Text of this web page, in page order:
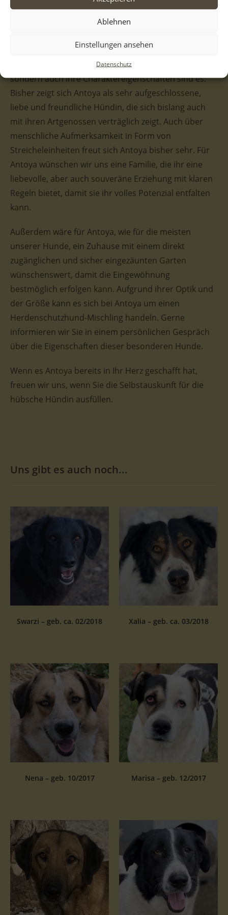
Ablehnen
Einstellungen ansehen
Datenschutz
Antoya ist eine bezaubernde Hündin mit einer sehr
schönen Fellzeichnung. Der Großteil ihres Fells ist
zu einem besonderen Hingucker machen. Doch nicht
nur ihr äußeres Erscheinungsbild ist beeindruckend,
sondern auch ihre Charaktereigenschaften sind es:
Bisher zeigt sich Antoya als sehr aufgeschlossene,
liebe und freundliche Hündin, die sich bislang auch
mit ihren Artgenossen verträglich zeigt. Auch über
menschliche Aufmerksamkeit in Form von
Streicheleinheiten freut sich Antoya bisher sehr. Für
Antoya wünschen wir uns eine Familie, die ihr eine
liebevolle, aber auch souveräne Erziehung mit klaren
Regeln bietet, damit sie ihr volles Potenzial entfalten
kann.
Außerdem wäre für Antoya, wie für die meisten
unserer Hunde, ein Zuhause mit einem direkt
zugänglichen und sicher eingezäunten Garten
wünschenswert, damit die Eingewöhnung
bestmöglich erfolgen kann. Aufgrund ihrer Optik und
der Größe kann es sich bei Antoya um einen
Herdenschutzhund-Mischling handeln. Gerne
informieren wir Sie in einem persönlichen Gespräch
über die Eigenschaften dieser besonderen Hunde.
Wenn es Antoya bereits in Ihr Herz geschafft hat,
freuen wir uns, wenn Sie die Selbstauskunft für die
hübsche Hündin ausfüllen.
Uns gibt es auch noch...
Swarzi – geb. ca. 02/2018 Xalia – geb. ca. 03/2018
Nena – geb. 10/2017 Marisa – geb. 12/2017